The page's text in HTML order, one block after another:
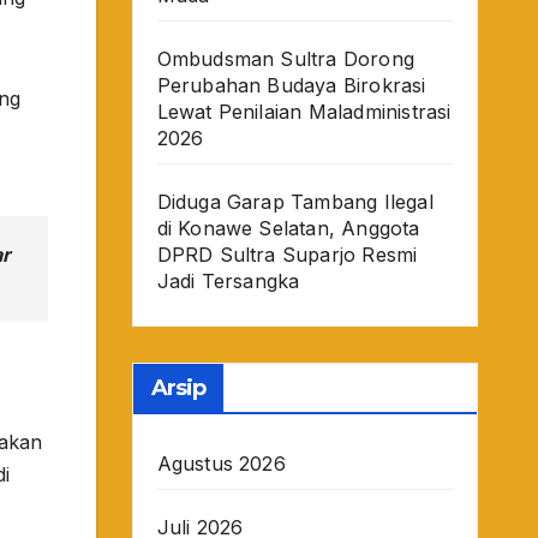
Ombudsman Sultra Dorong
Perubahan Budaya Birokrasi
Lewat Penilaian Maladministrasi
2026
Diduga Garap Tambang Ilegal
di Konawe Selatan, Anggota
DPRD Sultra Suparjo Resmi
Jadi Tersangka
Arsip
Agustus 2026
Juli 2026